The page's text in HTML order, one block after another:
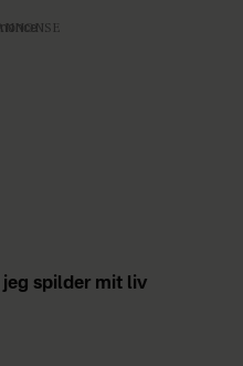
spilder mit liv